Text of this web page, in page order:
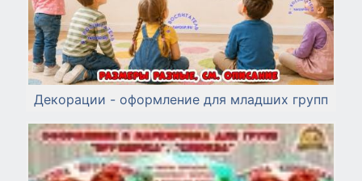
Декорации - оформление для младших групп